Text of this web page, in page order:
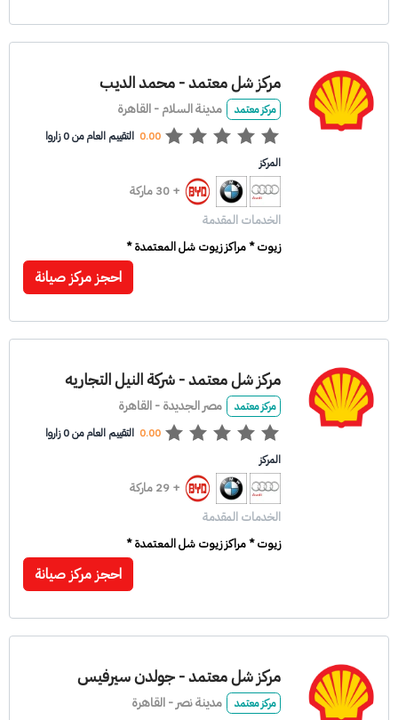
مركز شل معتمد - محمد الديب
مركز معتمد مدينة السلام - القاهرة
0.00
التقييم العام من 0 زاروا
المركز
+ 30 ماركة
الخدمات المقدمة
زيوت * مراكز زيوت شل المعتمدة *
احجز مركز صيانة
مركز شل معتمد - شركة النيل التجاريه
مركز معتمد مصر الجديدة - القاهرة
0.00
التقييم العام من 0 زاروا
المركز
+ 29 ماركة
الخدمات المقدمة
زيوت * مراكز زيوت شل المعتمدة *
احجز مركز صيانة
مركز شل معتمد - جولدن سيرفيس
مركز معتمد مدينة نصر - القاهرة